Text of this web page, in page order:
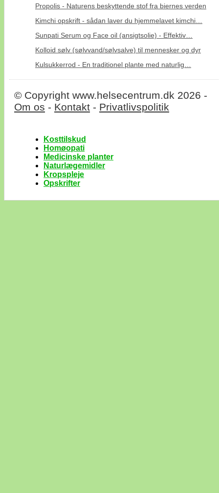
Propolis - Naturens beskyttende stof fra biernes verden
Kimchi opskrift - sådan laver du hjemmelavet kimchi…
Sunpati Serum og Face oil (ansigtsolie) - Effektiv…
Kolloid sølv (sølvvand/sølvsalve) til mennesker og dyr
Kulsukkerrod - En traditionel plante med naturlig…
© Copyright www.helsecentrum.dk 2026 -
Om os - Kontakt - Privatlivspolitik
Kosttilskud
Homøopati
Medicinske planter
Naturlægemidler
Kropspleje
Opskrifter